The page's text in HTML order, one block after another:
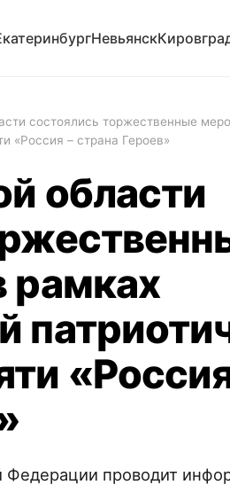
Невьянск
состоялись торжественные
«Россия – страна Героев»
области
рамках
Федерации проводит